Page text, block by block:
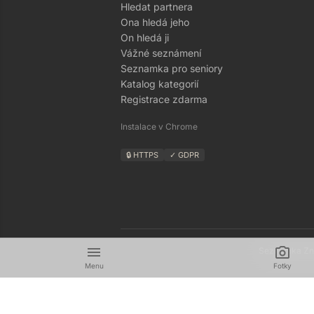
menu
Menu
camera_alt
Fotky
Hledat partnera
Ona hledá jeho
On hledá ji
Vážné seznámení
Seznamka pro seniory
Katalog kategorií
Registrace zdarma
Instalace v Chrome
🔒 HTTPS ✓ GDPR
Seznamka